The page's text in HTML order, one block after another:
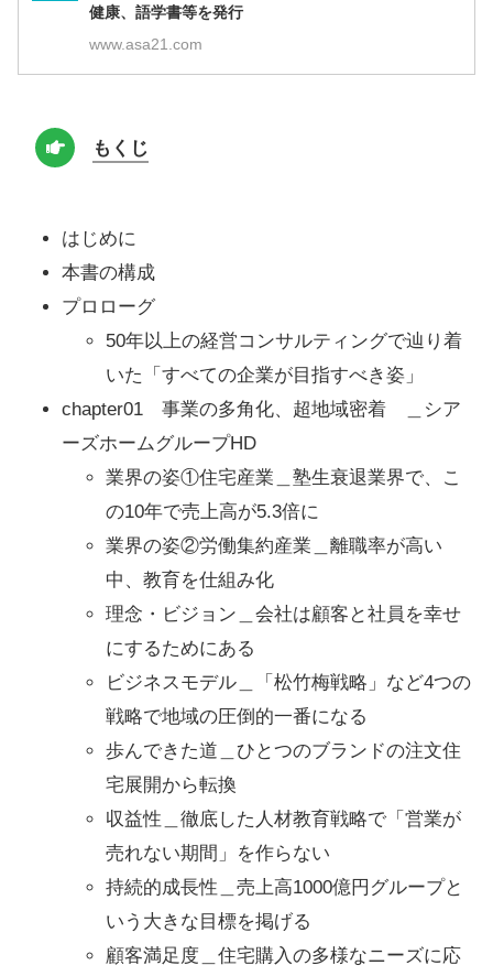
健康、語学書等を発行
www.asa21.com
もくじ
はじめに
本書の構成
プロローグ
50年以上の経営コンサルティングで辿り着
いた「すべての企業が目指すべき姿」
chapter01 事業の多角化、超地域密着 ＿シア
ーズホームグループHD
業界の姿①住宅産業＿塾生衰退業界で、こ
の10年で売上高が5.3倍に
業界の姿②労働集約産業＿離職率が高い
中、教育を仕組み化
理念・ビジョン＿会社は顧客と社員を幸せ
にするためにある
ビジネスモデル＿「松竹梅戦略」など4つの
戦略で地域の圧倒的一番になる
歩んできた道＿ひとつのブランドの注文住
宅展開から転換
収益性＿徹底した人材教育戦略で「営業が
売れない期間」を作らない
持続的成長性＿売上高1000億円グループと
いう大きな目標を掲げる
顧客満足度＿住宅購入の多様なニーズに応